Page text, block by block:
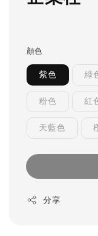
顏色
紫色 綠
粉色 紅
天藍色
分享